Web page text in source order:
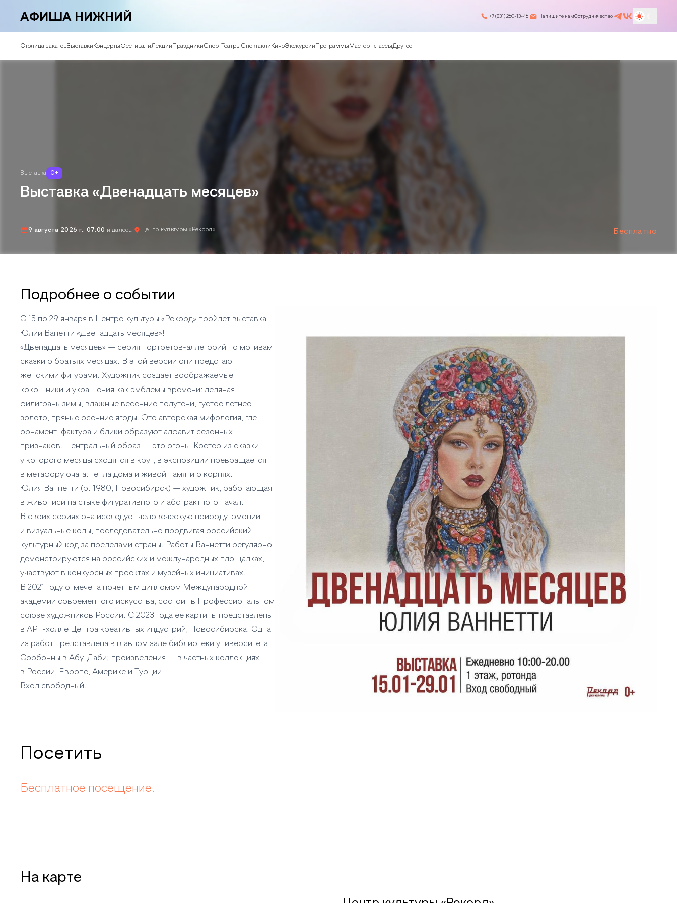
АФИША НИЖНИЙ +7 (831) 260-13-46 Напишите намСотрудничество
Столица закатовВыставкиКонцертыФестивалиЛекции ПраздникиСпорт ТеатрыСпектаклиКиноЭкскурсии Программы Мастер-классыДругое
Выставка 0+
Выставка «Двенадцать месяцев»
9 августа 2026 г., 07:00 и далее… Центр культуры «Рекорд» Бесплатно
Подробнее о событии
С 15 по 29 января в Центре культуры «Рекорд» пройдет выставка
Юлии Ванетти «Двенадцать месяцев»!
«Двенадцать месяцев» — серия портретов-аллегорий по мотивам
сказки о братьях месяцах. В этой версии они предстают
женскими фигурами. Художник создает воображаемые
кокошники и украшения как эмблемы времени: ледяная
филигрань зимы, влажные весенние полутени, густое летнее
золото, пряные осенние ягоды. Это авторская мифология, где
орнамент, фактура и блики образуют алфавит сезонных
признаков. Центральный образ — это огонь. Костер из сказки,
у которого месяцы сходятся в круг, в экспозиции превращается
в метафору очага: тепла дома и живой памяти о корнях.
Юлия Ваннетти (р. 1980, Новосибирск) — художник, работающая
в живописи на стыке фигуративного и абстрактного начал.
В своих сериях она исследует человеческую природу, эмоции
и визуальные коды, последовательно продвигая российский
культурный код за пределами страны. Работы Ваннетти регулярно
демонстрируются на российских и международных площадках,
участвуют в конкурсных проектах и музейных инициативах.
В 2021 году отмечена почетным дипломом Международной
академии современного искусства, состоит в Профессиональном
союзе художников России. С 2023 года ее картины представлены
в АРТ-холле Центра креативных индустрий, Новосибирска. Одна
из работ представлена в главном зале библиотеки университета
Сорбонны в Абу‑Даби; произведения — в частных коллекциях
в России, Европе, Америке и Турции.
Вход свободный.
Посетить
Бесплатное посещение.
На карте